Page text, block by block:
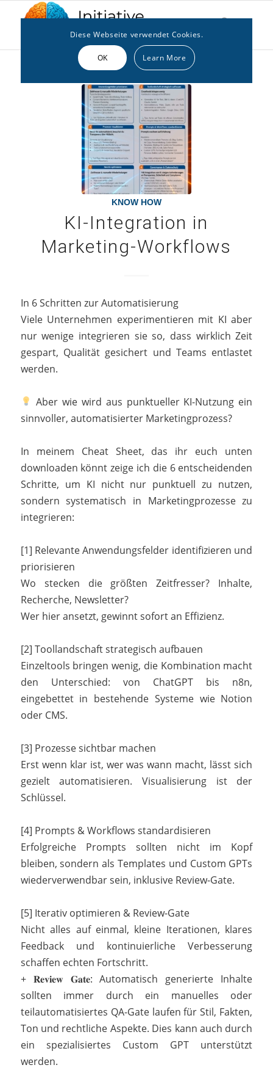
KNOW HOW
KI-Integration in
Marketing-Workflows
In 6 Schritten zur Automatisierung
Viele Unternehmen experimentieren mit KI aber
nur wenige integrieren sie so, dass wirklich Zeit
gespart, Qualität gesichert und Teams entlastet
werden.
Aber wie wird aus punktueller KI-Nutzung ein
sinnvoller, automatisierter Marketingprozess?
In meinem Cheat Sheet, das ihr euch unten
downloaden könnt zeige ich die 6 entscheidenden
Schritte, um KI nicht nur punktuell zu nutzen,
sondern systematisch in Marketingprozesse zu
integrieren:
[1] Relevante Anwendungsfelder identifizieren und
priorisieren
Wo stecken die größten Zeitfresser? Inhalte,
Recherche, Newsletter?
Wer hier ansetzt, gewinnt sofort an Effizienz.
[2] Toollandschaft strategisch aufbauen
Einzeltools bringen wenig, die Kombination macht
den Unterschied: von ChatGPT bis n8n,
eingebettet in bestehende Systeme wie Notion
oder CMS.
[3] Prozesse sichtbar machen
Erst wenn klar ist, wer was wann macht, lässt sich
gezielt automatisieren. Visualisierung ist der
Schlüssel.
[4] Prompts & Workflows standardisieren
Erfolgreiche Prompts sollten nicht im Kopf
bleiben, sondern als Templates und Custom GPTs
wiederverwendbar sein, inklusive Review-Gate.
[5] Iterativ optimieren & Review-Gate
Nicht alles auf einmal, kleine Iterationen, klares
Feedback und kontinuierliche Verbesserung
schaffen echten Fortschritt.
+ 𝐑𝐞𝐯𝐢𝐞𝐰 𝐆𝐚𝐭𝐞: Automatisch generierte Inhalte
sollten immer durch ein manuelles oder
teilautomatisiertes QA-Gate laufen für Stil, Fakten,
Ton und rechtliche Aspekte. Dies kann auch durch
ein spezialisiertes Custom GPT unterstützt
werden.
Diese Webseite verwendet Cookies.
OK Learn More